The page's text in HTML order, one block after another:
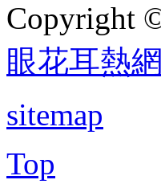
Copyright
眼花耳熱網
sitemap
Top